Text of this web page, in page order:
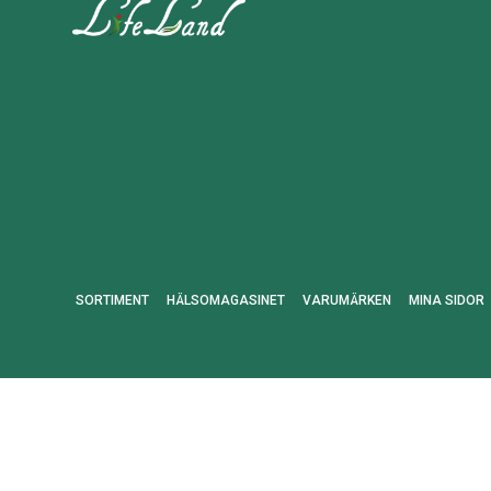
SORTIMENT HÄLSOMAGASINET VARUMÄRKEN MINA SIDOR